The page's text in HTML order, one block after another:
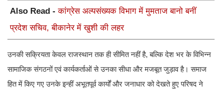
Also Read -कांग्रेस अल्पसंख्यक विभाग में मुमताज बानो बनीं
प्रदेश सचिव, बीकानेर में खुशी की लहर
उनकी सक्रियता केवल राजस्थान तक ही सीमित नहीं है, बल्कि देश भर के विभिन्न
सामाजिक संगठनों एवं कार्यकर्ताओं से उनका सीधा और मजबूत जुड़ाव है। समाज
हित में किए गए उनके इन्हीं अभूतपूर्व कार्यों और जनाधार को देखते हुए परिषद ने